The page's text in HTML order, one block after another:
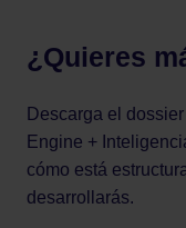
¿Quieres
Descarga el
Engine +
cómo está
desarrollarás.